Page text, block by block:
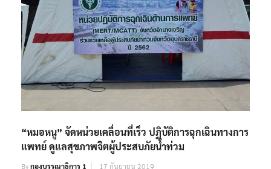
“หมอหนู” จัดหน่วยเคลื่อนที่เร็ว ปฏิบัติการฉุกเฉินทางการ
แพทย์ ดูแลสุขภาพจิตผู้ประสบภัยน้ำท่วม
Byกองบรรณาธิการ 1 17 กันยายน 2019